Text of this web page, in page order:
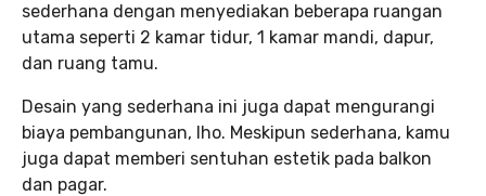
sederhana dengan menyediakan beberapa ruangan
utama seperti 2 kamar tidur, 1 kamar mandi, dapur,
dan ruang tamu.
Desain yang sederhana ini juga dapat mengurangi
biaya pembangunan, lho. Meskipun sederhana, kamu
juga dapat memberi sentuhan estetik pada balkon
dan pagar.